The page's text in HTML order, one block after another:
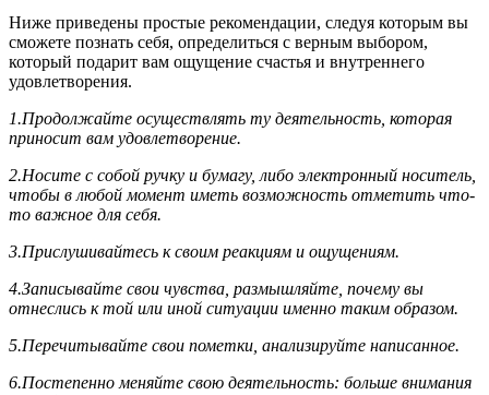
Ниже приведены простые рекомендации, следуя которым вы
сможете познать себя, определиться с верным выбором,
который подарит вам ощущение счастья и внутреннего
удовлетворения.
1.Продолжайте осуществлять ту деятельность, которая
приносит вам удовлетворение.
2.Носите с собой ручку и бумагу, либо электронный носитель,
чтобы в любой момент иметь возможность отметить что-
то важное для себя.
3.Прислушивайтесь к своим реакциям и ощущениям.
4.Записывайте свои чувства, размышляйте, почему вы
отнеслись к той или иной ситуации именно таким образом.
5.Перечитывайте свои пометки, анализируйте написанное.
6.Постепенно меняйте свою деятельность: больше внимания